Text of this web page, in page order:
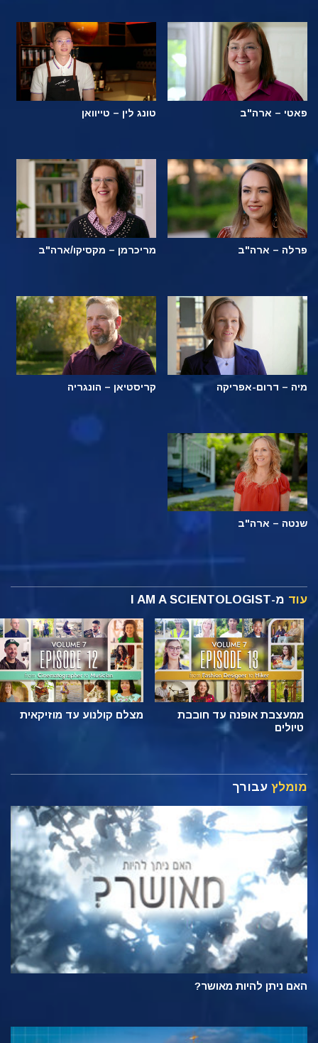
פאטי – ארה"ב טונג לין – טייוואן
פרלה – ארה"ב מריכרמן – מקסיקו/ארה"ב
מיה – דרום-אפריקה קריסטיאן – הונגריה
שנטה – ארה"ב
עוד מ-I AM A SCIENTOLOGIST
ממעצבת אופנה עד חובבת
טיולים
מצלם קולנוע עד מוזיקאית
מומלץ עבורך
האם ניתן להיות מאושר?